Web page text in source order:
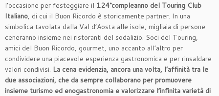
l’occasione per festeggiare il 124°compleanno del Touring Club
Italiano, di cui il Buon Ricordo è storicamente partner. In una
simbolica tavolata dalla Val d’Aosta alle isole, migliaia di persone
ceneranno insieme nei ristoranti del sodalizio. Soci del Touring,
amici del Buon Ricordo, gourmet, uno accanto all’altro per
condividere una piacevole esperienza gastronomica e per rinsaldare
valori condivisi. La cena evidenzia, ancora una volta, l’affinità tra le
due associazioni, che da sempre collaborano per promuovere
insieme turismo ed enogastronomia e valorizzare l’infinita varietà di